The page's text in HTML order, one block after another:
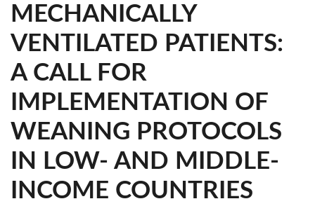
MECHANICALLY
VENTILATED PATIENTS:
A CALL FOR
IMPLEMENTATION OF
WEANING PROTOCOLS
IN LOW- AND MIDDLE-
INCOME COUNTRIES